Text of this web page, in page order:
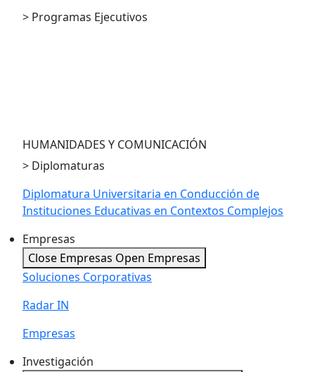
> Programas Ejecutivos
HUMANIDADES Y COMUNICACIÓN
> Diplomaturas
Diplomatura Universitaria en Conducción de
Instituciones Educativas en Contextos Complejos
Empresas
Close Empresas Open Empresas
Soluciones Corporativas
Radar IN
Empresas
Investigación